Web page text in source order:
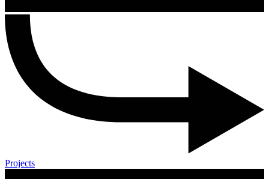
Projects